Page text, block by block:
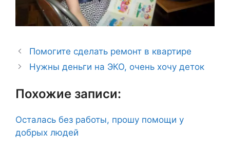
Помогите сделать ремонт в квартире
Нужны деньги на ЭКО, очень хочу деток
Похожие записи:
Осталась без работы, прошу помощи у
добрых людей